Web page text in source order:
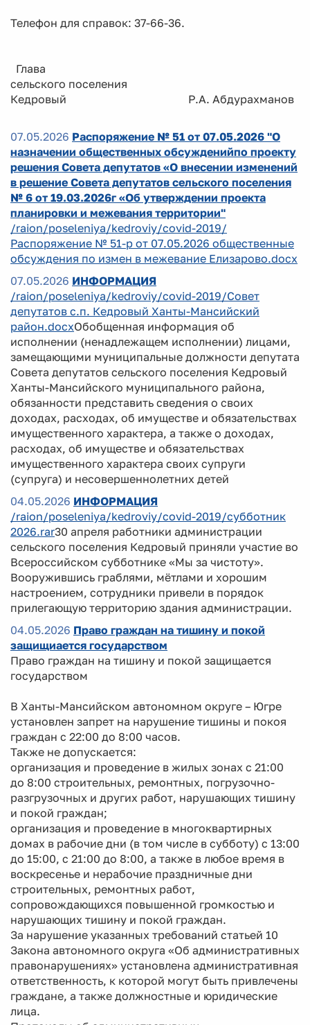
Телефон для справок: 37-66-36.
Глава
сельского поселения
Кедровый Р.А. Абдурахманов
07.05.2026 Распоряжение № 51 от 07.05.2026 "О
назначении общественных обсужденийпо проекту
решения Совета депутатов «О внесении изменений
в решение Совета депутатов сельского поселения
№ 6 от 19.03.2026г «Об утверждении проекта
планировки и межевания территории"
/raion/poseleniya/kedroviy/covid-2019/
Распоряжение № 51-р от 07.05.2026 общественные
обсуждения по измен в межевание Елизарово.docx
07.05.2026 ИНФОРМАЦИЯ
/raion/poseleniya/kedroviy/covid-2019/Совет
депутатов с.п. Кедровый Ханты-Мансийский
район.docxОбобщенная информация об
исполнении (ненадлежащем исполнении) лицами,
замещающими муниципальные должности депутата
Совета депутатов сельского поселения Кедровый
Ханты-Мансийского муниципального района,
обязанности представить сведения о своих
доходах, расходах, об имуществе и обязательствах
имущественного характера, а также о доходах,
расходах, об имуществе и обязательствах
имущественного характера своих супруги
(супруга) и несовершеннолетних детей
04.05.2026 ИНФОРМАЦИЯ
/raion/poseleniya/kedroviy/covid-2019/субботник
2026.rar30 апреля работники администрации
сельского поселения Кедровый приняли участие во
Всероссийском субботнике «Мы за чистоту».
Вооружившись граблями, мётлами и хорошим
настроением, сотрудники привели в порядок
прилегающую территорию здания администрации.
04.05.2026 Право граждан на тишину и покой
защищиается государством
Право граждан на тишину и покой защищается
государством
В Ханты-Мансийском автономном округе – Югре
установлен запрет на нарушение тишины и покоя
граждан с 22:00 до 8:00 часов.
Также не допускается:
организация и проведение в жилых зонах с 21:00
до 8:00 строительных, ремонтных, погрузочно-
разгрузочных и других работ, нарушающих тишину
и покой граждан;
организация и проведение в многоквартирных
домах в рабочие дни (в том числе в субботу) с 13:00
до 15:00, с 21:00 до 8:00, а также в любое время в
воскресенье и нерабочие праздничные дни
строительных, ремонтных работ,
сопровождающихся повышенной громкостью и
нарушающих тишину и покой граждан.
За нарушение указанных требований статьей 10
Закона автономного округа «Об административных
правонарушениях» установлена административная
ответственность, к которой могут быть привлечены
граждане, а также должностные и юридические
лица.